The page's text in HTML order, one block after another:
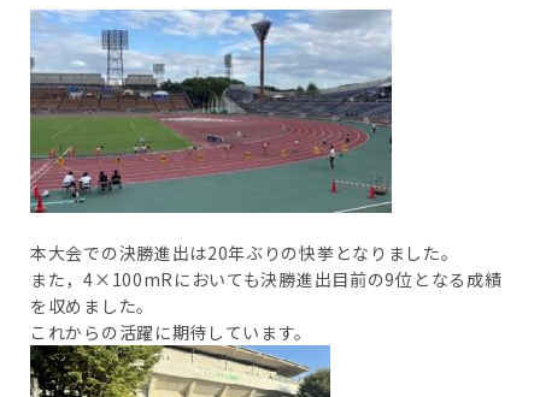
本大会での決勝進出は20年ぶりの快挙となりました。
また，4×100mRにおいても決勝進出目前の9位となる成績
を収めました。
これからの活躍に期待しています。